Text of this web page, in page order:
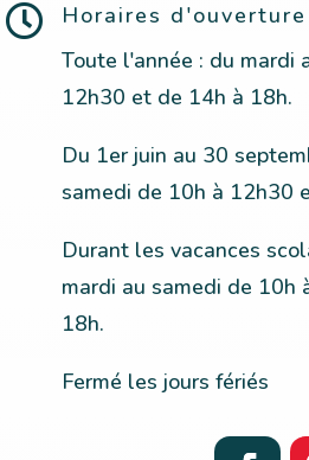

Horaires d'ouverture
Toute l'année : du mardi
12h30 et de 14h à 18h.
Du 1er juin au 30
samedi de 10h à 12h30
Durant les vacances
mardi au samedi de 10h
18h.
Fermé les jours fériés